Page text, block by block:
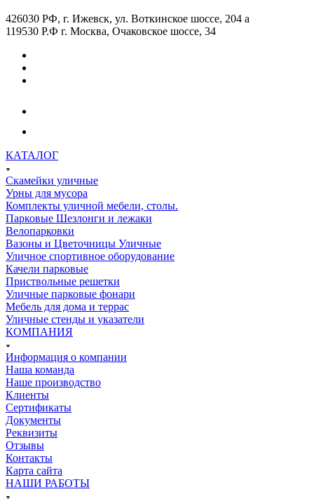
426030 РФ, г. Ижевск, ул. Воткинское шоссе, 204 а
119530 Р.Ф г. Москва, Очаковское шоссе, 34
КАТАЛОГ
Скамейки уличные
Урны для мусора
Комплекты уличной мебели, столы.
Парковые Шезлонги и лежаки
Велопарковки
Вазоны и Цветочницы Уличные
Уличное спортивное оборудование
Качели парковые
Приствольные решетки
Уличные парковые фонари
Мебель для дома и террас
Уличные стенды и указатели
КОМПАНИЯ
Информация о компании
Наша команда
Наше производство
Клиенты
Сертификаты
Документы
Реквизиты
Отзывы
Контакты
Карта сайта
НАШИ РАБОТЫ